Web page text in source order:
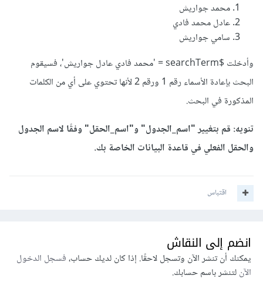
محمد جواريش
عادل محمد فادي
سامي جواريش
وأدخلت $searchTerm = 'محمد فادي عادل جواريش'، فسيقوم
البحث بإعادة الأسماء رقم 1 ورقم 2 لأنها تحتوي على أي من الكلمات
المذكورة في البحث.
تنويه: قم بتغيير "اسم_الجدول" و"اسم_الحقل" وفقًا لاسم الجدول
والحقل الفعلي في قاعدة البيانات الخاصة بك.
اقتباس
انضم إلى النقاش
يمكنك أن تنشر الآن وتسجل لاحقًا. إذا كان لديك حساب،فسجل الدخول
الآنلتنشر باسم حسابك.